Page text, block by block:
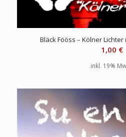
Bläck Fööss – Kölner
1,00 €
inkl. 19%